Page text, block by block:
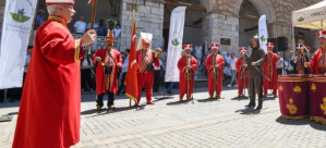
RESMİ İLAN